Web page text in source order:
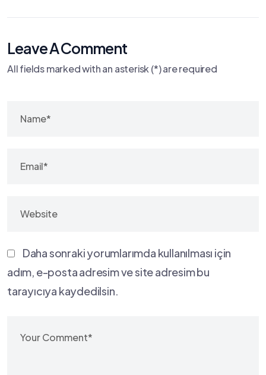
Leave A Comment
All fields marked with an asterisk (*) are required
Daha sonraki yorumlarımda kullanılması için
adım, e-posta adresim ve site adresim bu
tarayıcıya kaydedilsin.